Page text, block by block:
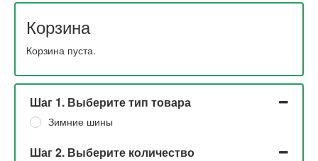
Корзина
Корзина пуста.
Шаг 1. Выберите тип товара
Зимние шины
Шаг 2. Выберите количество